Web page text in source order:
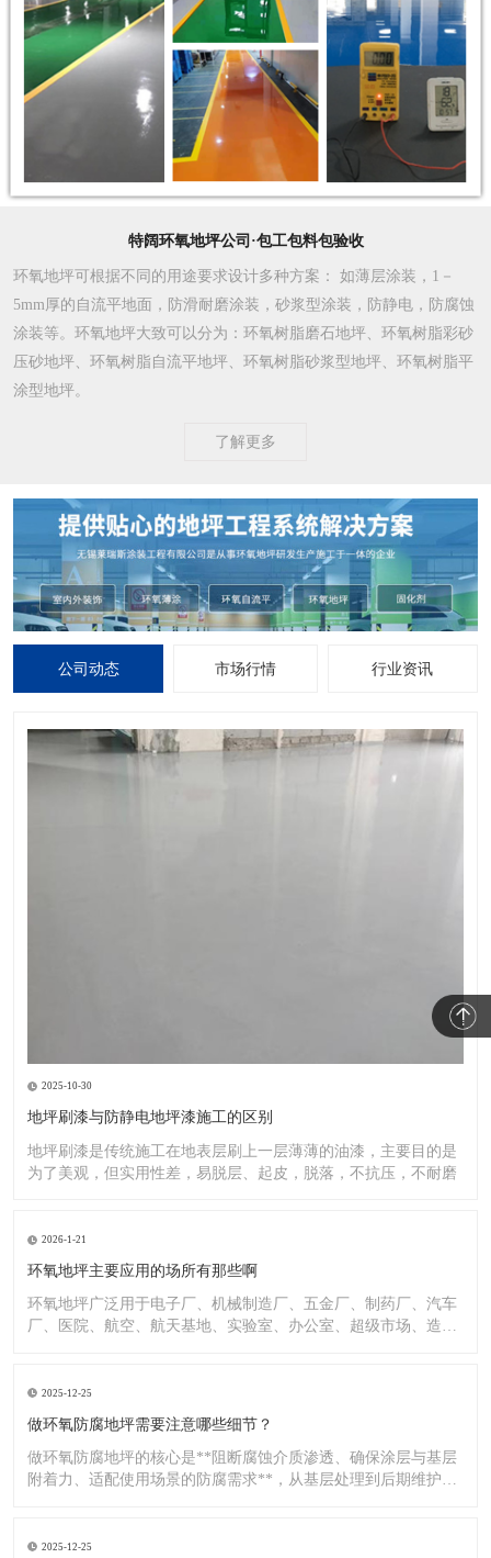
特阔环氧地坪公司·包工包料包验收
环氧地坪可根据不同的用途要求设计多种方案 ： 如薄层涂装，1－
5mm厚的自流平地面，防滑耐磨涂装，砂浆型涂装，防静电，防腐蚀
涂装等。环氧地坪大致可以分为：环氧树脂磨石地坪、环氧树脂彩砂
压砂地坪、环氧树脂自流平地坪、环氧树脂砂浆型地坪、环氧树脂平
涂型地坪。
了解更多
公司动态 市场行情 行业资讯
2025-10-30
地坪刷漆与防静电地坪漆施工的区别
地坪刷漆是传统施工在地表层刷上一层薄薄的油漆，主要目的是
为了美观，但实用性差，易脱层、起皮，脱落，不抗压，不耐磨
2026-1-21
环氧地坪主要应用的场所有那些啊
环氧地坪广泛用于电子厂、机械制造厂、五金厂、制药厂、汽车
厂、医院、航空、航天基地、实验室、办公室、超级市场、造纸
2025-12-25
做环氧防腐地坪需要注意哪些细节？
做环氧防腐地坪的核心是**阻断腐蚀介质渗透、确保涂层与基层
附着力、适配使用场景的防腐需求**，从基层处理到后期维护，
2025-12-25